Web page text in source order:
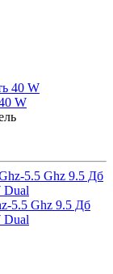
W
5.5 Ghz 9.5 Дб
Dual